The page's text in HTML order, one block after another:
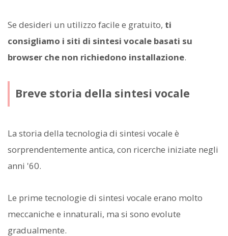
Se desideri un utilizzo facile e gratuito, ti
consigliamo i siti di sintesi vocale basati su
browser che non richiedono installazione.
Breve storia della sintesi vocale
La storia della tecnologia di sintesi vocale è
sorprendentemente antica, con ricerche iniziate negli
anni '60.
Le prime tecnologie di sintesi vocale erano molto
meccaniche e innaturali, ma si sono evolute
gradualmente.